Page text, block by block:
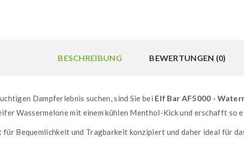
BESCHREIBUNG BEWERTUNGEN (0)
Dampferlebnis suchen, sind Sie bei Elf Bar AF5000 -
Wassermelone mit einem kühlen Menthol-Kick und erschafft so
für Bequemlichkeit und Tragbarkeit konzipiert und daher ideal für